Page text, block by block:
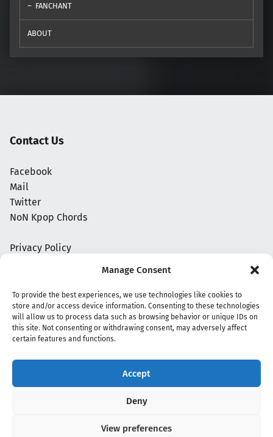
Manage Consent
To provide the best experiences, we use technologies like cookies to
store and/or access device information. Consenting to these technologies
will allow us to process data such as browsing behavior or unique IDs on
this site. Not consenting or withdrawing consent, may adversely affect
certain features and functions.
Accept
Deny
View preferences
FANCHANT
ABOUT
Contact Us
Facebook
Mail
Twitter
NoN Kpop Chords
Privacy Policy